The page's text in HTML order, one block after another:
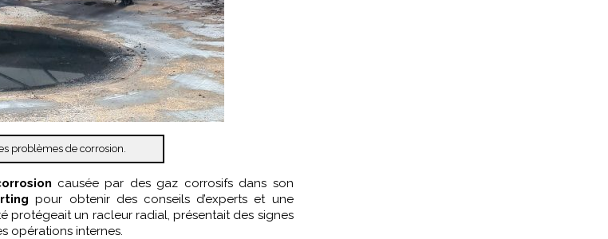
problèmes de corrosion.
causée par des gaz corrosifs dans son
pour obtenir des conseils d’experts et une
protégeait un racleur radial, présentait des signes
opérations internes.